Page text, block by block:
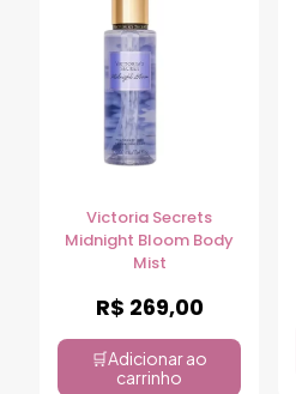
Victoria Secrets
Midnight Bloom Body
Mist
R$ 269,00
Adicionar ao
carrinho